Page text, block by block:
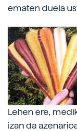
ematen duela
Lehen ere,
izan da